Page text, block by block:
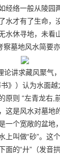
经络一般从陵园
水才有了生命，
水休寻地，未看
察墓地风水简要
论讲求藏风聚气
》）认为水面
原则 “左青龙右,
这是风水对墓地
一个宽敞的盆地
上叫做“砂”。这
面的“廾”（发音